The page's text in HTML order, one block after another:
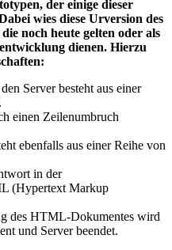
der einige dieser
wies diese Urversion des
noch heute gelten oder als
dienen. Hierzu
Server besteht aus einer
einen Zeilenumbruch
ebenfalls aus einer Reihe von
in der
(Hypertext Markup
des HTML-Dokumentes wird
und Server beendet.